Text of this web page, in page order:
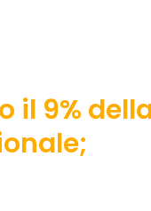
il 9%